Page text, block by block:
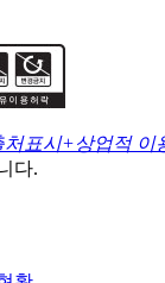
처표시+상업적 이
다.